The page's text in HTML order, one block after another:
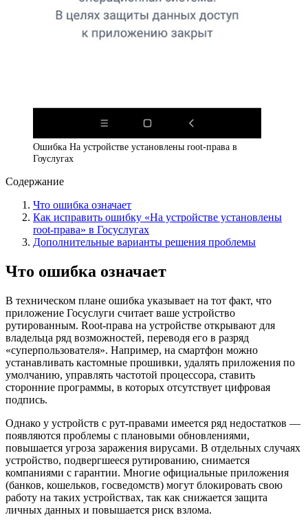
Ошибка На устройстве установлены root-права в
Гоуслугах
Содержание
Что ошибка означает
Как исправить ошибку «На устройстве установлены
root-права» в Госуслугах
Дополнительные варианты решения проблемы
Что ошибка означает
В техническом плане ошибка указывает на тот факт, что
приложение Госуслуги считает ваше устройство
рутированным. Root-права на устройстве открывают для
владельца ряд возможностей, переводя его в разряд
«суперпользователя». Например, на смартфон можно
устанавливать кастомные прошивки, удалять приложения по
умолчанию, управлять частотой процессора, ставить
сторонние программы, в которых отсутствует цифровая
подпись.
Однако у устройств с рут-правами имеется ряд недостатков —
появляются проблемы с плановыми обновлениями,
повышается угроза заражения вирусами. В отдельных случаях
устройство, подвергшееся рутированию, снимается
компаниями с гарантии. Многие официальные приложения
(банков, кошельков, госведомств) могут блокировать свою
работу на таких устройствах, так как снижается защита
личных данных и повышается риск взлома.